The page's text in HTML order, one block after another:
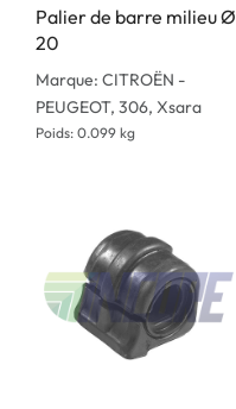
Palier de barre milieu Ø
20
Marque: CITROËN -
PEUGEOT, 306, Xsara
Poids: 0.099 kg